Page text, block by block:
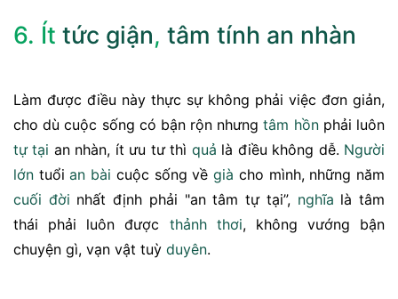
6. Ít tức giận, tâm tính an nhàn
Làm được điều này thực sự không phải việc đơn giản,
cho dù cuộc sống có bận rộn nhưngtâm hồnphải luôn
tự tại an nhàn, ít ưu tư thì quả là điều không dễ. Người
lớn tuổian bài cuộc sống vềgià cho mình, những năm
cuối đời nhất định phải "an tâm tự tại”, nghĩa là tâm
thái phải luôn được thảnh thơi, không vướng bận
chuyện gì, vạn vật tuỳ duyên.